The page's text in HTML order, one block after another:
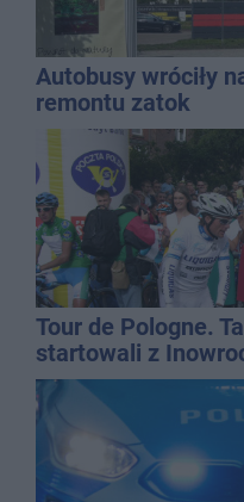
Autobusy wróciły
remontu zatok
Tour de Pologne.
startowali z